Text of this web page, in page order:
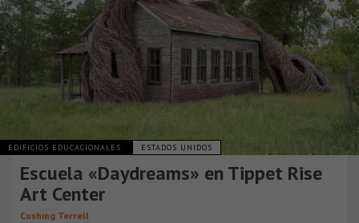
EDIFICIOS EDUCACIONALES ESTADOS UNIDOS
Escuela «Daydreams» en Tippet Rise
Art Center
Cushing Terrell